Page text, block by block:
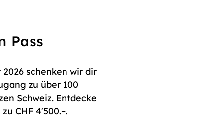
Pass
schenken wir dir
zu über 100
Schweiz. Entdecke
CHF 4'500.–.